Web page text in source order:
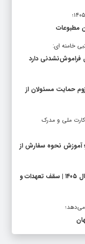
خامنه ای:
فراموش‌نشدنی دارد
حمایت مسئولان از
ملی و مدرک
آموزش نحوه سفارش از
ایمپلنت دندان با بیمه تکمیلی SOS در سال ۱۴۰۵ | سقف تعهدات و
می‌دهد؛